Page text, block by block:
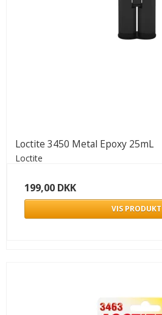
Loctite 3450 Metal Epoxy 25mL
Loctite
199,00 DKK
VIS PRODUKT